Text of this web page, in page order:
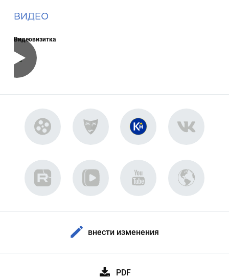
ВИДЕО
Видеовизитка
внести изменения
PDF